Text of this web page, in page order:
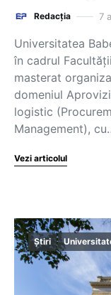
Redacția 7
Universitatea
în cadrul
masterat
domeniul
logistic
Management),
Vezi articolul
Știri